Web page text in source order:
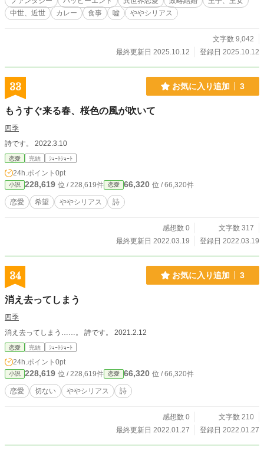
中世、近世
カレー 食事 嘘 ややシリアス
文字数 9,042
最終更新日 2025.10.12
登録日 2025.10.12
33 お気に入り追加 3
もうすぐ来る春、桜色の風が吹いて
四季
詩です。 2022.3.10
恋愛 完結 ｼｮｰﾄｼｮｰﾄ
24h.ポイント 0pt
小説 228,619 位 / 228,619件 恋愛 66,320 位 / 66,320件
恋愛 希望 ややシリアス 詩
感想数 0
文字数 317
最終更新日 2022.03.19
登録日 2022.03.19
34 お気に入り追加 3
消え去ってしまう
四季
消え去ってしまう……。 詩です。 2021.2.12
恋愛 完結 ｼｮｰﾄｼｮｰﾄ
24h.ポイント 0pt
小説 228,619 位 / 228,619件 恋愛 66,320 位 / 66,320件
恋愛 切ない ややシリアス 詩
感想数 0
文字数 210
最終更新日 2022.01.27
登録日 2022.01.27